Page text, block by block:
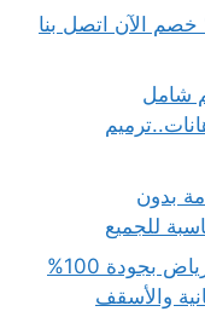
تنظيف الحوش بالرياض 33% خصم الآن اتصل بنا
شامل
بدون
مقاول معالجة تعشيش الخرسانة بالرياض بجودة 100%
والأسقف